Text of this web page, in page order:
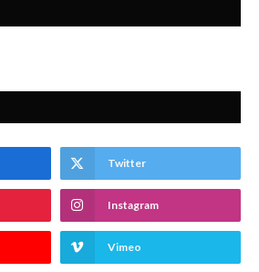
Twitter
Instagram
Vimeo